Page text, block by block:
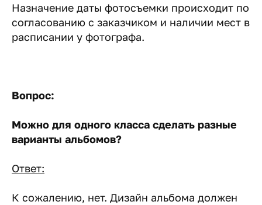
Назначение даты фотосъемки происходит по
согласованию с заказчиком и наличии мест в
расписании у фотографа.
Вопрос:
Можно для одного класса сделать разные
варианты альбомов?
Ответ:
К сожалению, нет. Дизайн альбома должен